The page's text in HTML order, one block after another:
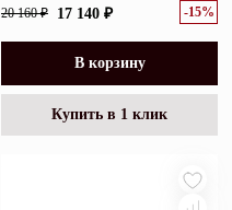
20 160 ₽ 17 140 ₽ -15%
В корзину
Купить в 1 клик